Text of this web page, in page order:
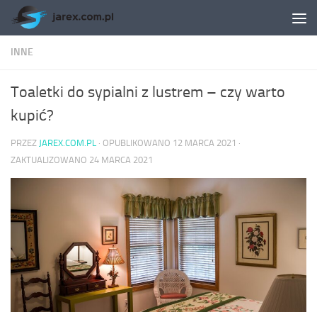
Skip to content
INNE
Toaletki do sypialni z lustrem – czy warto
kupić?
PRZEZ JAREX.COM.PL · OPUBLIKOWANO 12 MARCA 2021 ·
ZAKTUALIZOWANO 24 MARCA 2021